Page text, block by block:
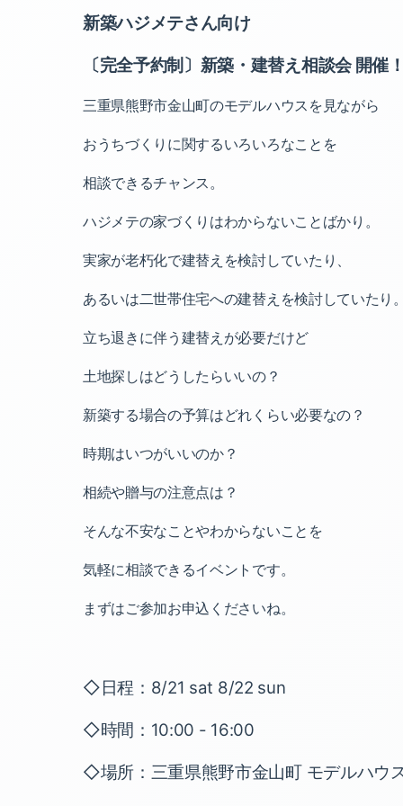
新築ハジメテさん向け
〔完全予約制〕新築・建替え相談会 開催
三重県熊野市金山町のモデルハウスを見ながら
おうちづくりに関するいろいろなことを
相談できるチャンス。
ハジメテの家づくりはわからないことばかり。
実家が老朽化で建替えを検討していたり、
あるいは二世帯住宅への建替えを検討していたり
立ち退きに伴う建替えが必要だけど
土地探しはどうしたらいいの？
新築する場合の予算はどれくらい必要なの？
時期はいつがいいのか？
相続や贈与の注意点は？
そんな不安なことやわからないことを
気軽に相談できるイベントです。
まずはご参加お申込くださいね。
◇日程：8/21 sat 8/22 sun
◇時間：10:00 - 16:00
◇場所：三重県熊野市金山町 モデルハウ